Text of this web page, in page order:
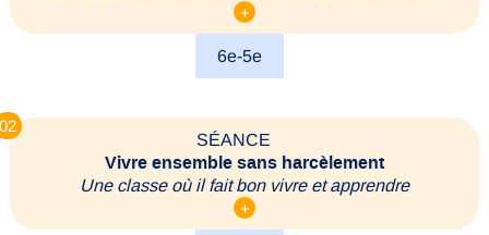
+
6e-5e
SÉANCE
Vivre ensemble sans harcèlement
Une classe où il fait bon vivre et apprendre
+